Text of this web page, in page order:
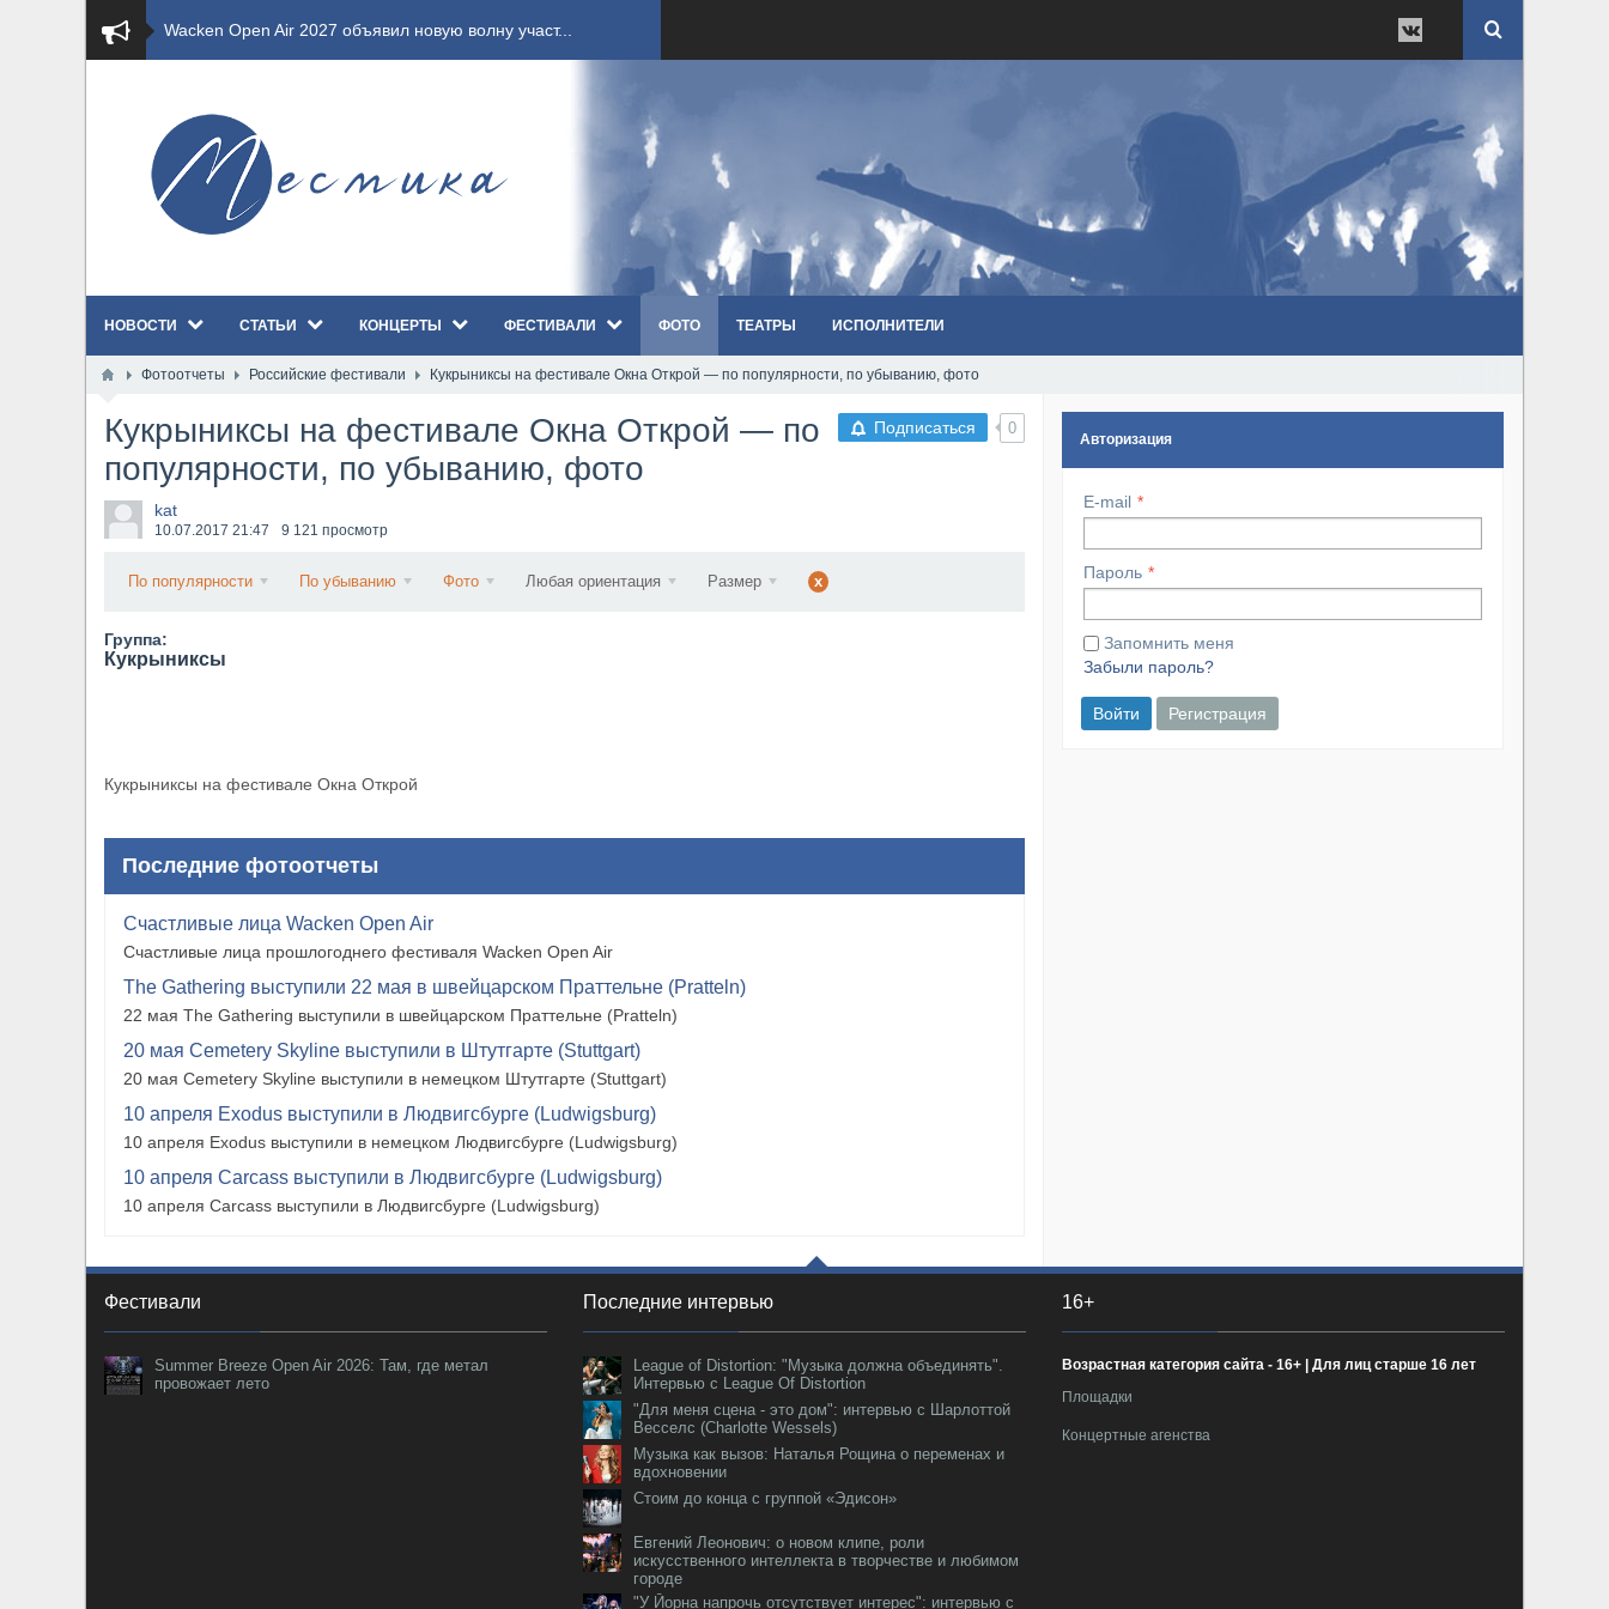
​Imminence анонсировали новый альбом Axis Mundi...
GHOST возвращаются на большие экраны с новым ко...
​Summer Breeze Open Air 2026 полностью переходи...
ANTHRAX представили новый сингл и видеоклип «Th...
XANDRIA представили новый сингл под названием «...
Wacken Open Air 2026 объявили последние одиннад...
НОВОСТИ СТАТЬИ КОНЦЕРТЫ ФЕСТИВАЛИ ФОТО ТЕАТРЫ ИСПОЛНИТЕЛИ
Фотоотчеты Российские фестивали Кукрыниксы на фестивале Окна Открой — по популярности, по убыванию, фото
Подписаться 0
Кукрыниксы на фестивале Окна Открой — по
популярности, по убыванию, фото
kat
10.07.2017 21:47 9 121 просмотр
По популярности По убыванию Фото Любая ориентация Размер x
Группа:
Кукрыниксы
Кукрыниксы на фестивале Окна Открой
Последние фотоотчеты
Счастливые лица Wacken Open Air
Счастливые лица прошлогоднего фестиваля Wacken Open Air
The Gathering выступили 22 мая в швейцарском Праттельне (Pratteln)
22 мая The Gathering выступили в швейцарском Праттельне (Pratteln)
20 мая Cemetery Skyline выступили в Штутгарте (Stuttgart)
20 мая Cemetery Skyline выступили в немецком Штутгарте (Stuttgart)
10 апреля Exodus выступили в Людвигсбурге (Ludwigsburg)
10 апреля Exodus выступили в немецком Людвигсбурге (Ludwigsburg)
10 апреля Carcass выступили в Людвигсбурге (Ludwigsburg)
10 апреля Carcass выступили в Людвигсбурге (Ludwigsburg)
Авторизация
E-mail
Пароль
Запомнить меня
Забыли пароль?
Войти Регистрация
Фестивали
Summer Breeze Open Air 2026: Там, где метал
провожает лето
Последние интервью
League of Distortion: "Музыка должна объединять".
Интервью с League Of Distortion
"Для меня сцена - это дом": интервью с Шарлоттой
Весселс (Charlotte Wessels)
Музыка как вызов: Наталья Рощина о переменах и
вдохновении
Стоим до конца с группой «Эдисон»
Евгений Леонович: о новом клипе, роли
искусственного интеллекта в творчестве и любимом
городе
"У Йорна напрочь отсутствует интерес": интервью с
16+
Возрастная категория сайта - 16+ | Для лиц старше 16 лет
Площадки
Концертные агенства